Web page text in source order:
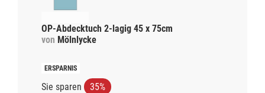
OP-Abdecktuch 2-lagig 45 x 75cm
von Mölnlycke
Sie sparen 35%